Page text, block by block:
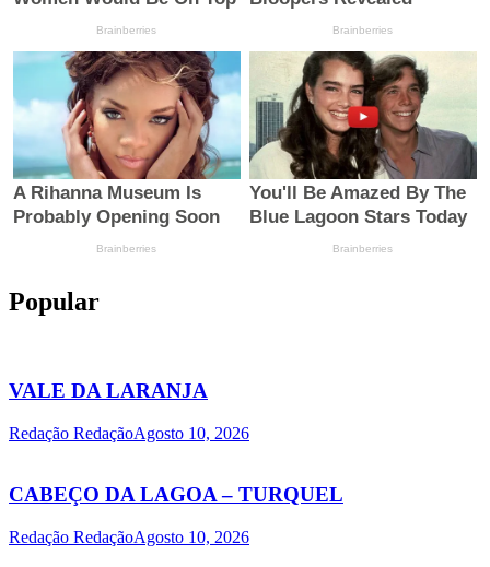
Popular
VALE DA LARANJA
Redação RedaçãoAgosto 10, 2026
CABEÇO DA LAGOA – TURQUEL
Redação RedaçãoAgosto 10, 2026